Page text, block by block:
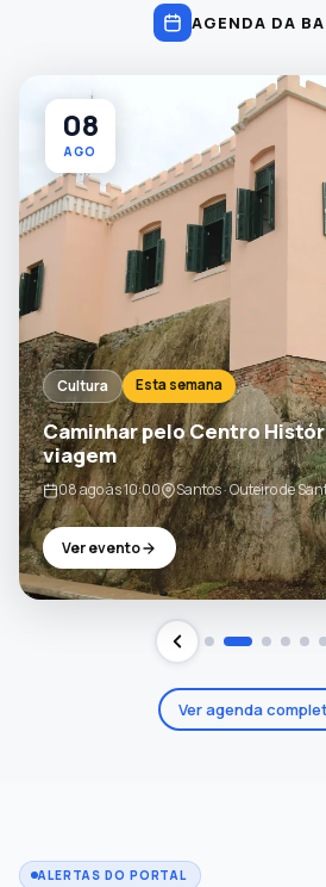
AGENDA DA
08
AGO
Cultura Esta semana
Apresentação "DNA Real"
08 ago às 10:00 Santos · Museu Pelé –
Ver evento
Ver agenda
ALERTAS DO PORTAL